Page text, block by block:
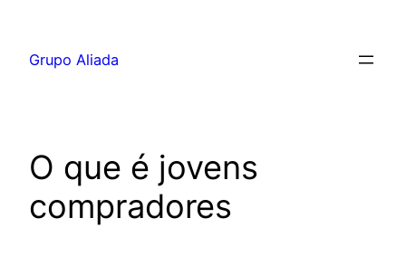
Grupo Aliada
O que é jovens
compradores